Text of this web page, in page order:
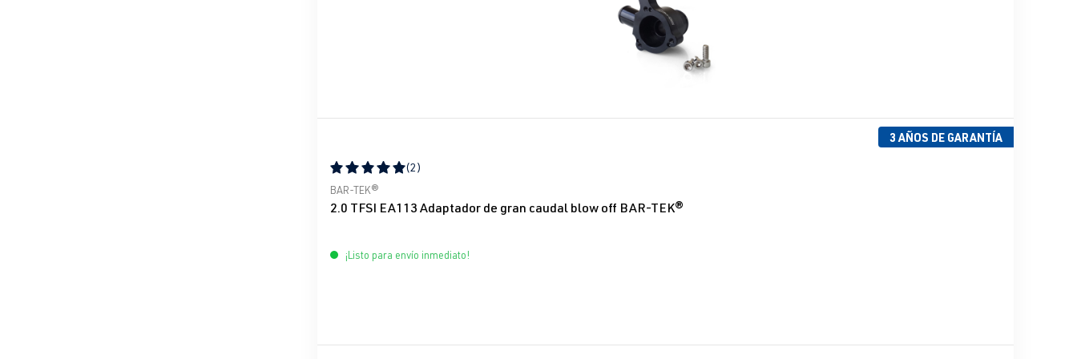
3 AÑOS DE GARANTÍA
Calificación promedio de 5 de 5 estrellas
(2)
BAR-TEK®
2.0 TFSI EA113 Adaptador de gran caudal blow off BAR-TEK®
¡Listo para envío inmediato!